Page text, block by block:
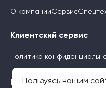
О компанииСервис
Клиентский сервис
Политика
Будьте с нами
Пользуясь нашим